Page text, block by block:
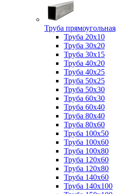
Труба прямоугольная
Труба 20x10
Труба 30x20
Труба 30x15
Труба 40x20
Труба 40x25
Труба 50x25
Труба 50x30
Труба 60x30
Труба 60x40
Труба 80x40
Труба 80x60
Труба 100x50
Труба 100x60
Труба 100x80
Труба 120x60
Труба 120x80
Труба 140x60
Труба 140x100